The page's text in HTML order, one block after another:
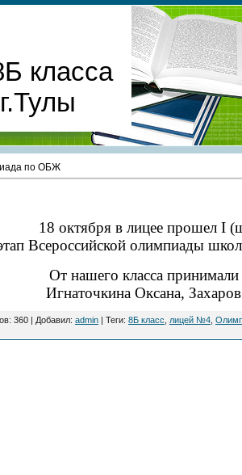
класса
по ОБЖ
18 октября в лицее прошел I
Всероссийской олимпиады
От нашего класса принимали
Игнаточкина Оксана,
: 360 | Добавил: admin | Теги: 8Б класс лицей №4